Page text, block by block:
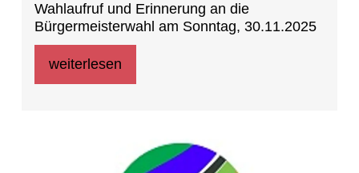
Wahlaufruf und Erinnerung an die
Bürgermeisterwahl am Sonntag, 30.11.2025
weiterlesen